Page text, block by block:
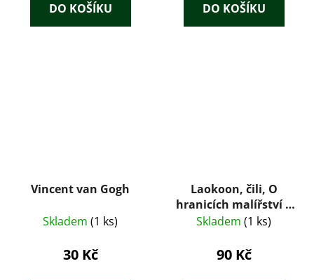
DO KOŠÍKU DO KOŠÍKU
Vincent van Gogh
Skladem (1 ks)
30 Kč
Laokoon, čili, O
hranicích malířství a
poesie
Skladem (1 ks)
90 Kč